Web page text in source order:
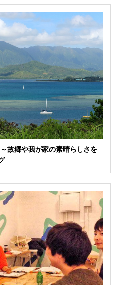
故郷や我が家の素晴らしさを